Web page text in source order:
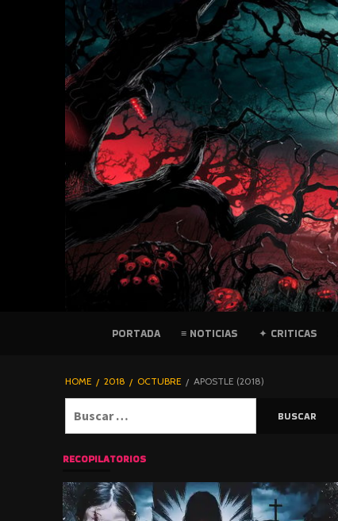
PELICULAS
BLOGHORROR
⋆
PORTADA ≡ NOTICIAS ✦ CRITICAS
HOME 2018 OCTUBRE APOSTLE (2018)
RECOPILATORIOS